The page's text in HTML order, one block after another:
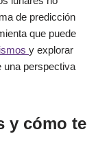
de predicción
que puede
y explorar
una perspectiva
y cómo te